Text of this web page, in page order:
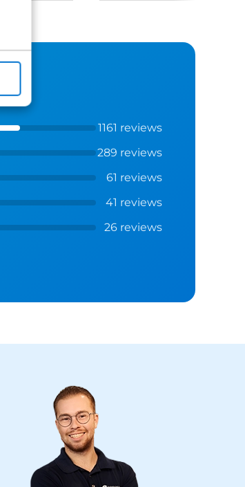
1161 reviews
289 reviews
61 reviews
41 reviews
26 reviews